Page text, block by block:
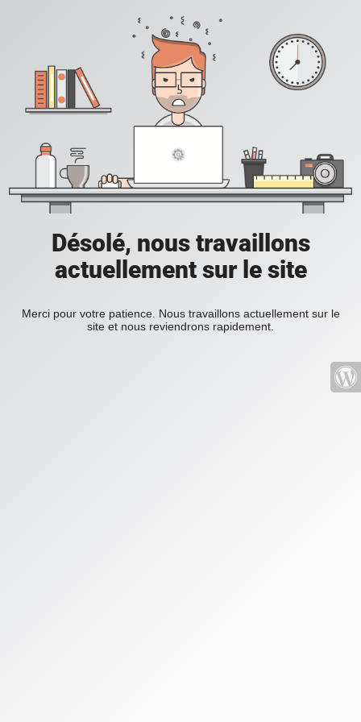
Désolé, nous travaillons
actuellement sur le site
Merci pour votre patience. Nous travaillons actuellement sur le
site et nous reviendrons rapidement.